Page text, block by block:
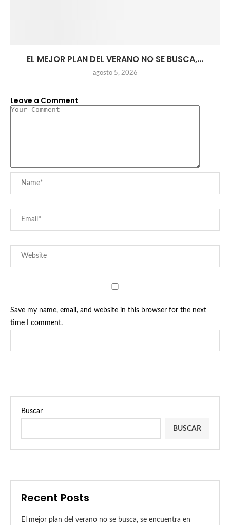
EL MEJOR PLAN DEL VERANO NO SE BUSCA,...
agosto 5, 2026
Leave a Comment
Save my name, email, and website in this browser for the next
time I comment.
Buscar
BUSCAR
Recent Posts
El mejor plan del verano no se busca, se encuentra en